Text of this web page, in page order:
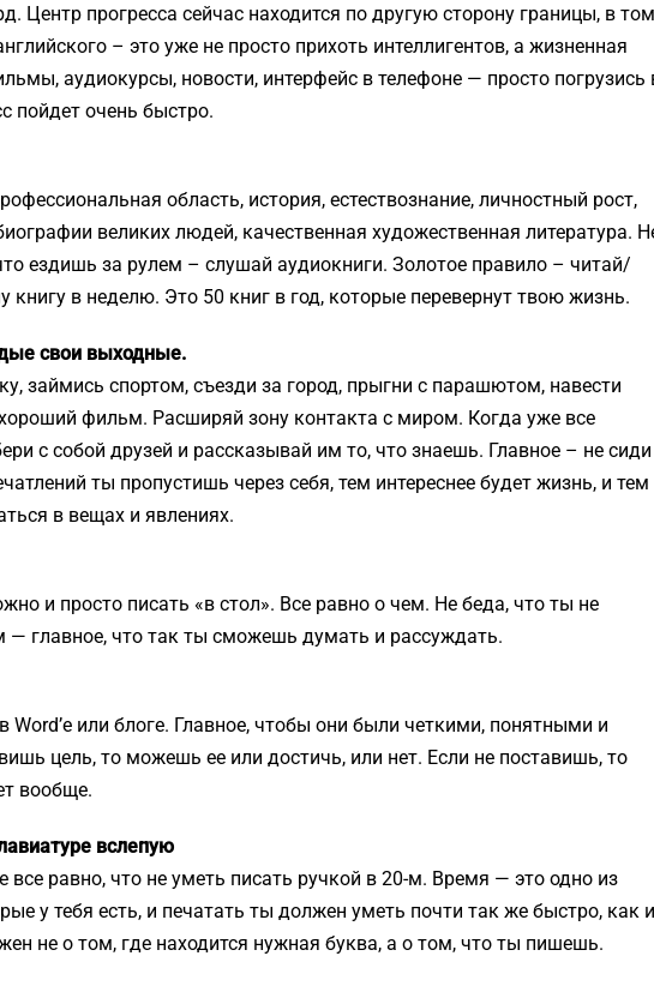
Центр прогресса сейчас находится по другую сторону границы, в том
– это уже не просто прихоть интеллигентов, а жизненная
аудиокурсы, новости, интерфейс в телефоне — просто погрузись
пойдет очень быстро.
область, история, естествознание, личностный рост,
великих людей, качественная художественная литература.
ездишь за рулем – слушай аудиокниги. Золотое правило – читай/
в неделю. Это 50 книг в год, которые перевернут твою жизнь.
свои выходные.
займись спортом, съезди за город, прыгни с парашютом, навести
фильм. Расширяй зону контакта с миром. Когда уже все
с собой друзей и рассказывай им то, что знаешь. Главное – не сиди
ты пропустишь через себя, тем интереснее будет жизнь, и тем
в вещах и явлениях.
и просто писать «в стол». Все равно о чем. Не беда, что ты не
— главное, что так ты сможешь думать и рассуждать.
Word’е или блоге. Главное, чтобы они были четкими, понятными и
цель, то можешь ее или достичь, или нет. Если не поставишь, то
вообще.
вслепую
все равно, что не уметь писать ручкой в 20-м. Время — это одно из
у тебя есть, и печатать ты должен уметь почти так же быстро, как и
не о том, где находится нужная буква, а о том, что ты пишешь.